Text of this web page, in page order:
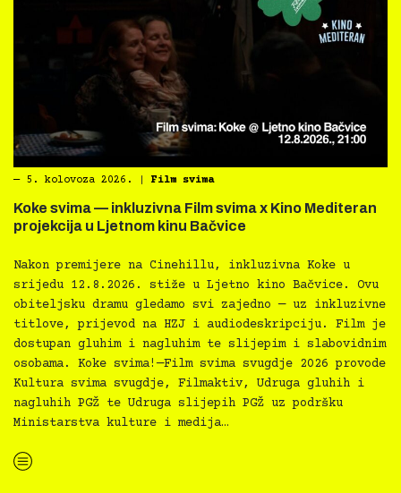
― 5. kolovoza 2026. Film svima
Koke svima — inkluzivna Film svima x Kino Mediteran
projekcija u Ljetnom kinu Bačvice
Nakon premijere na Cinehillu, inkluzivna Koke u
srijedu 12.8.2026. stiže u Ljetno kino Bačvice. Ovu
obiteljsku dramu gledamo svi zajedno — uz inkluzivne
titlove, prijevod na HZJ i audiodeskripciju. Film je
dostupan gluhim i nagluhim te slijepim i slabovidnim
osobama. Koke svima!—Film svima svugdje 2026 provode
Kultura svima svugdje, Filmaktiv, Udruga gluhih i
nagluhih PGŽ te Udruga slijepih PGŽ uz podršku
Ministarstva kulture i medija…
“Koke svima — inkluzivna Film svima x Kino Mediteran projekcija u Ljetnom kinu Bačvice”